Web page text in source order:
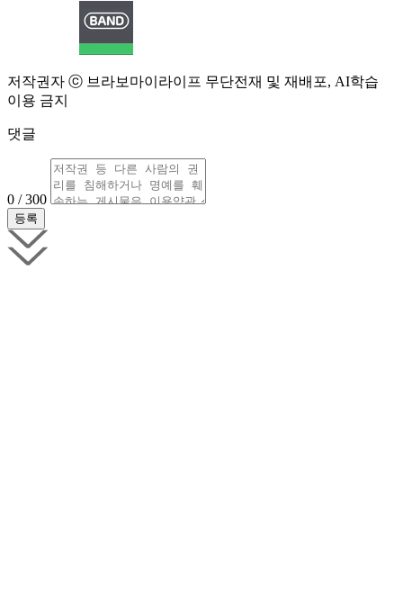
저작권자 ⓒ 브라보마이라이프 무단전재 및 재배포, AI학습
이용 금지
댓글
0 / 300